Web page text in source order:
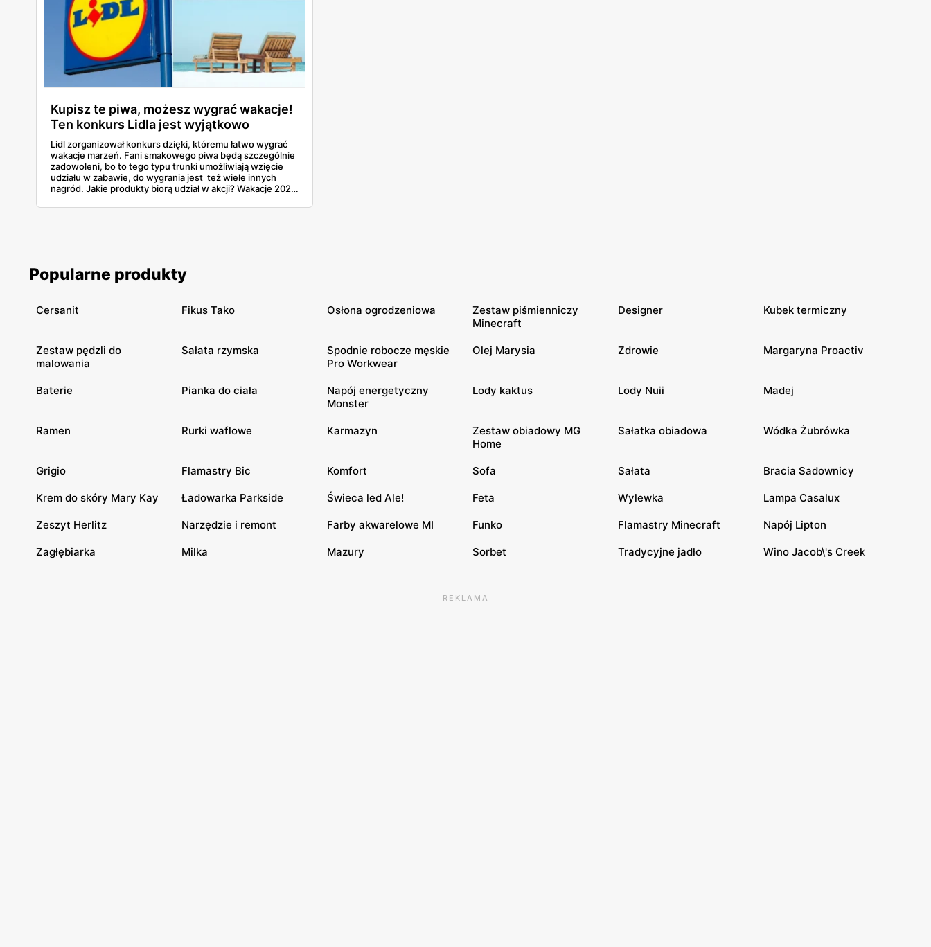
Kupisz te piwa, możesz wygrać wakacje!
Ten konkurs Lidla jest wyjątkowo
atrakcyjny!
Lidl zorganizował konkurs dzięki, któremu łatwo wygrać
wakacje marzeń. Fani smakowego piwa będą szczególnie
zadowoleni, bo to tego typu trunki umożliwiają wzięcie
udziału w zabawie, do wygrania jest też wiele innych
nagród. Jakie produkty biorą udział w akcji? Wakacje 2022
konkursie!
Popularne produkty
Cersanit Fikus Tako Osłona ogrodzeniowa
Zestaw piśmienniczy
Minecraft
Designer Kubek termiczny
Zestaw pędzli do
malowania
Sałata rzymska
Spodnie robocze męskie
Pro Workwear
Olej Marysia Zdrowie Margaryna Proactiv
Baterie Pianka do ciała
Napój energetyczny
Monster
Lody kaktus Lody Nuii Madej
Ramen Rurki waflowe Karmazyn
Zestaw obiadowy MG
Home
Sałatka obiadowa Wódka Żubrówka
Grigio Flamastry Bic Komfort Sofa Sałata Bracia Sadownicy
Krem do skóry Mary Kay Ładowarka Parkside Świeca led Ale! Feta Wylewka Lampa Casalux
Zeszyt Herlitz Narzędzie i remont Farby akwarelowe MI Funko Flamastry Minecraft Napój Lipton
Zagłębiarka Milka Mazury Sorbet Tradycyjne jadło Wino Jacob\'s Creek
REKLAMA